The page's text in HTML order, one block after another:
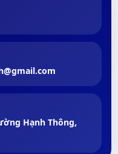
Hạnh Thông,